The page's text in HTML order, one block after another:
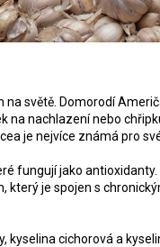
na světě. Domorodí
na nachlazení nebo
je nejvíce známá pro
fungují jako
je spojen s
kyselina cichorová a